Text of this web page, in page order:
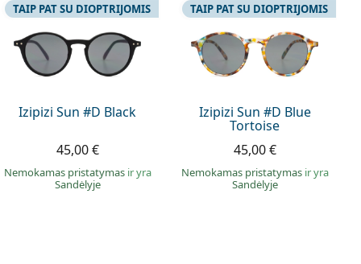
Izipizi Sun #D Black
TAIP PAT SU DIOPTRIJOMIS
45,00 €
Nemokamas pristatymas ir yra
Sandėlyje
Izipizi Sun #D Blue
Tortoise
TAIP PAT SU DIOPTRIJOMIS
45,00 €
Nemokamas pristatymas ir yra
Sandėlyje